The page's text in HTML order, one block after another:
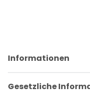
Informationen
Gesetzliche